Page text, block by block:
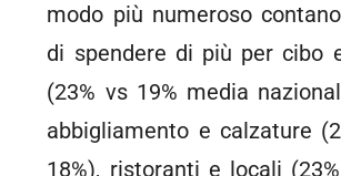
modo più numeroso
di spendere di più per cibo
(23% vs 19% media
abbigliamento e calzature
18%), ristoranti e locali